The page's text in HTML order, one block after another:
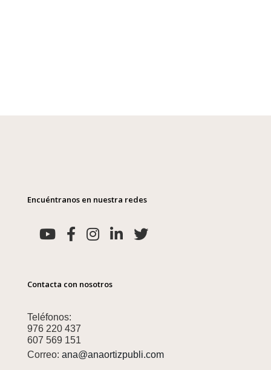
Encuéntranos en nuestra redes
Contacta con nosotros
Teléfonos:
976 220 437
607 569 151
Correo: ana@anaortizpubli.com